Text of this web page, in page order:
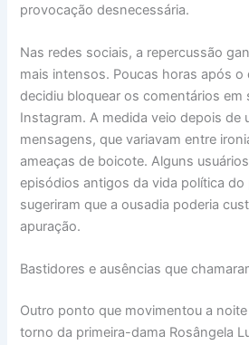
provocação desnecessária.
Nas redes sociais, a repercussão
mais intensos. Poucas horas após o
decidiu bloquear os comentários em
Instagram. A medida veio depois de
mensagens, que variavam entre
ameaças de boicote. Alguns
episódios antigos da vida política
sugeriram que a ousadia poderia
apuração.
Bastidores e ausências que
Outro ponto que movimentou a
torno da primeira-dama Rosângela